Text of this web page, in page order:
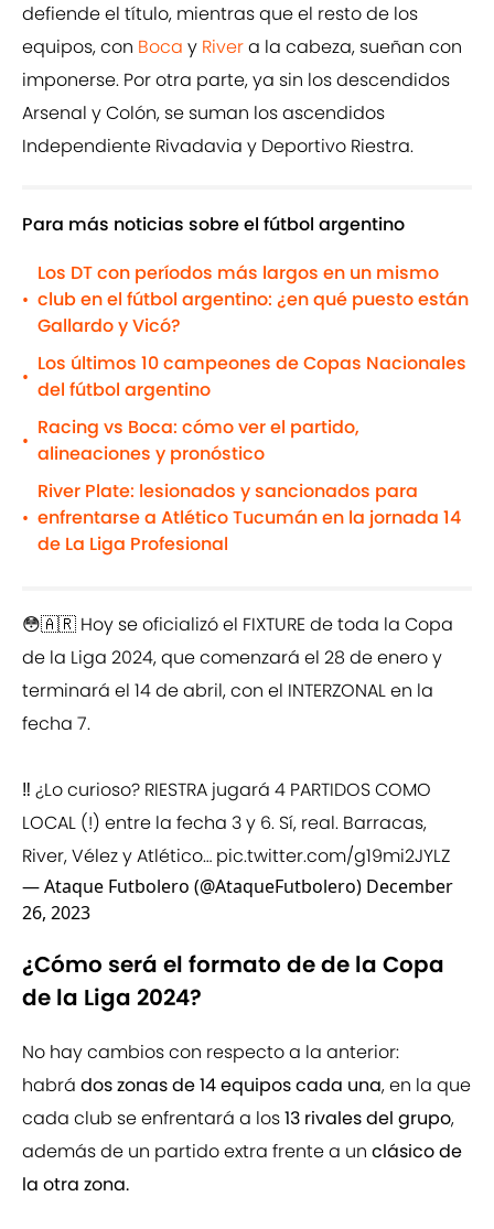
defiende el título, mientras que el resto de los
equipos, con Boca y Rivera la cabeza, sueñan con
imponerse. Por otra parte, ya sin los descendidos
Arsenal y Colón, se suman los ascendidos
Independiente Rivadavia y Deportivo Riestra.
Para más noticias sobre el fútbol argentino
•
Los DT con períodos más largos en un mismo
club en el fútbol argentino: ¿en qué puesto están
Gallardo y Vicó?
•
Los últimos 10 campeones de Copas Nacionales
del fútbol argentino
•
Racing vs Boca: cómo ver el partido,
alineaciones y pronóstico
•
River Plate: lesionados y sancionados para
enfrentarse a Atlético Tucumán en la jornada 14
de La Liga Profesional
😳🇦🇷 Hoy se oficializó el FIXTURE de toda la Copa
de la Liga 2024, que comenzará el 28 de enero y
terminará el 14 de abril, con el INTERZONAL en la
fecha 7.
‼️ ¿Lo curioso? RIESTRA jugará 4 PARTIDOS COMO
LOCAL (!) entre la fecha 3 y 6. Sí, real. Barracas,
River, Vélez y Atlético… pic.twitter.com/g19mi2JYLZ
— Ataque Futbolero (@AtaqueFutbolero) December
26, 2023
¿Cómo será el formato de de la Copa
de la Liga 2024?
No hay cambios con respecto a la anterior:
habrá dos zonas de 14 equipos cada una, en la que
cada club se enfrentará a los13 rivales del grupo,
además de un partido extra frente a un clásico de
la otra zona.